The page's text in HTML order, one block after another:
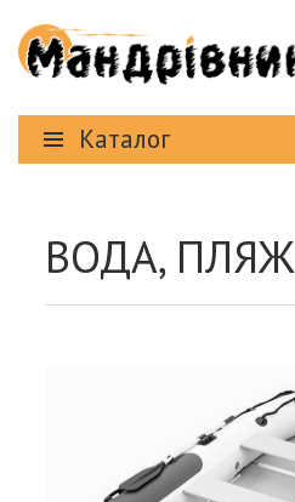
Каталог
ВОДА, ПЛЯЖ